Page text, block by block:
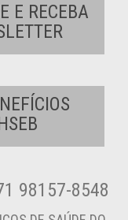
E RECEBA
98157-8548